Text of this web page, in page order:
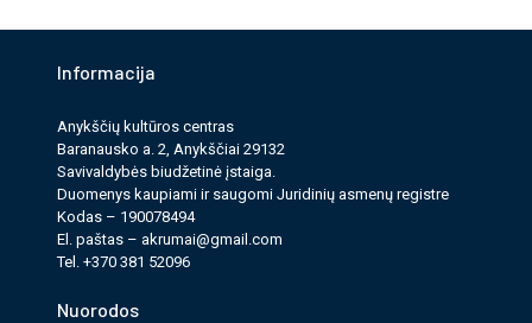
Informacija
Anykščių kultūros cen­tras
Baranausko a. 2, Anykščiai 29132
Savi­valdy­bės biudžet­inė įstaiga.
Duomenys kau­pi­ami ir saugomi Juri­dinių asmenų reg­istre
Kodas – 190078494
El. paš­tas – akrumai@gmail.com
Tel. +370 381 52096
Nuorodos